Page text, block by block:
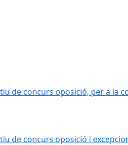
de concurs oposició, per a la
de concurs oposició i